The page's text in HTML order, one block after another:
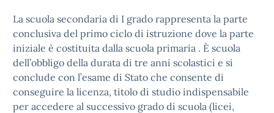
La scuola secondaria di I grado rappresenta la parte
conclusiva del primo ciclo di istruzione dove la parte
iniziale è costituita dalla scuola primaria . È scuola
dell’obbligo della durata di tre anni scolastici e si
conclude con l’esame di Stato che consente di
conseguire la licenza, titolo di studio indispensabile
per accedere al successivo grado di scuola (licei,